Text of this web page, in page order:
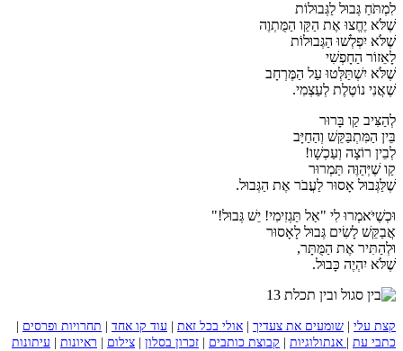
לִמְתֹּחַ גְּבוּל לַגְּבוּלוֹת
שֶׁלֹּא יֶחֱצוּ אֶת הַקַּו הַמֻּתְוֶה
שֶׁלֹּא יִפְלְשׁוּ הַגְּבוּלוֹת
לָאֵזוֹר הַחָפְשִׁי
שֶׁלֹּא יִשְׁתַּלְּטוּ עַל הַמֶּרְחָב
שֶׁאֲנִי נוֹטֶלֶת לְעַצְמִי.
לְהַצִּיב קַו בָּרוּר
בֵּין הַמִּתְבַּקֵּשׁ וְהַחַיָּב
לְבֵין רוֹצָה וְעַכְשָׁו!
קַו שֶׁיְּהַוֶּה תַּמְרוּר
שֶׁלַּגְּבוּל אָסוּר לַעֲבֹר אֶת הַגְּבוּל.
וּכְשֶׁיֹּאמְרוּ לִי "אַל תַּגְזִימִי! יֵשׁ גְּבוּל!"
אֲבַקֵּשׁ לָשִׂים גְּבוּל לָאָסוּר
וּלְהַתִּיר אֶת הַמֻּתָּר,
שֶׁלֹּא יִהְיֶה כָּבוּל.
קצת עלי שומעים את צעדיך אולי בכל זאת עוד קו אחד תחרויות ופרסים
כתבי עת
אנתולוגיות קבוצת כותבים זכרון בסלון צילום ראיונות
עיתונות